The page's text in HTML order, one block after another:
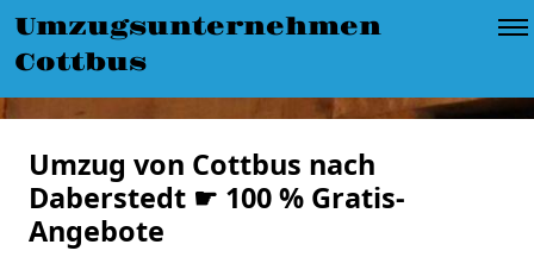
Umzugsunternehmen
Cottbus
Umzug von Cottbus nach
Daberstedt ☛ 100 % Gratis-
Angebote